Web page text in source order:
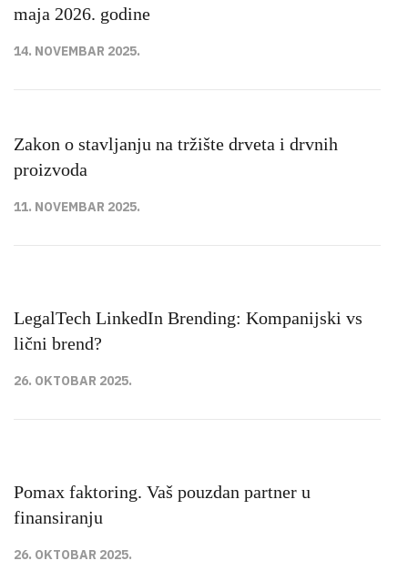
maja 2026. godine
14. NOVEMBAR 2025.
Zakon o stavljanju na tržište drveta i drvnih
proizvoda
11. NOVEMBAR 2025.
LegalTech LinkedIn Brending: Kompanijski vs
lični brend?
26. OKTOBAR 2025.
Pomax faktoring. Vaš pouzdan partner u
finansiranju
26. OKTOBAR 2025.